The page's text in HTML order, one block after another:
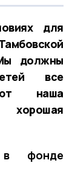
для
должны
все
наша
в фонде